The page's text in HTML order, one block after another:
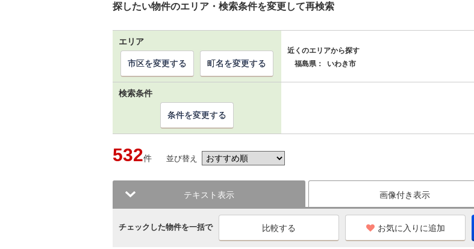
探したい物件のエリア・検索条件を変更して再検索
エリア
近くのエリアから探す
福島県：
いわき市
市区を変更する 町名を変更する
検索条件
条件を変更する
532件 並び替え
テキスト表示 画像付き表示
チェックした物件を一括で お気に入りに追加